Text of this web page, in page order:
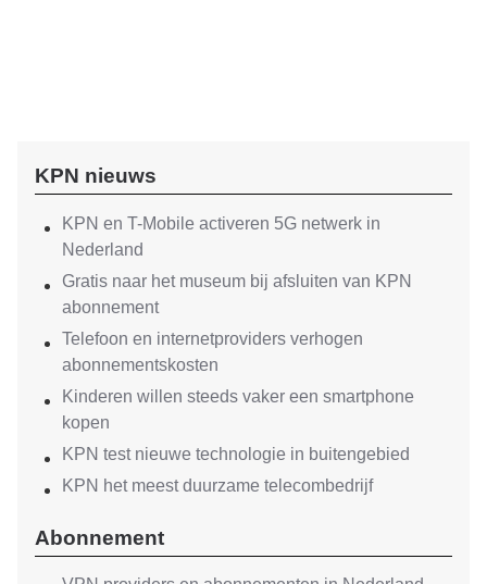
KPN nieuws
KPN en T-Mobile activeren 5G netwerk in
Nederland
Gratis naar het museum bij afsluiten van KPN
abonnement
Telefoon en internetproviders verhogen
abonnementskosten
Kinderen willen steeds vaker een smartphone
kopen
KPN test nieuwe technologie in buitengebied
KPN het meest duurzame telecombedrijf
Abonnement